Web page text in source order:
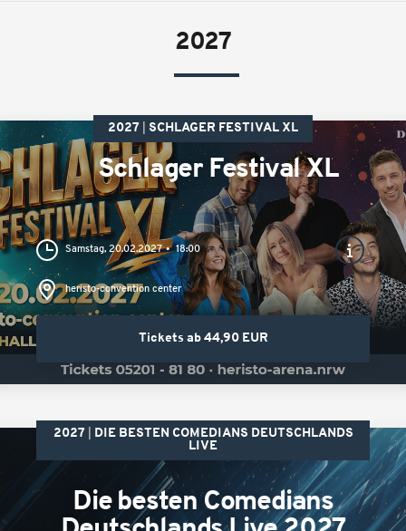
2027
2027 SCHLAGER FESTIVAL XL
Schlager Festival XL
Samstag, 20.02.2027 18:00
heristo-convention center
Tickets ab 44,90 EUR
2027
DIE BESTEN COMEDIANS DEUTSCHLANDS
LIVE
Die besten Comedians